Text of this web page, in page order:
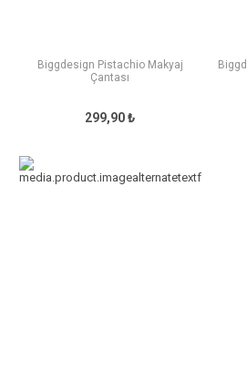
Biggdesign Pistachio Makyaj
Çantası
299,90 ₺